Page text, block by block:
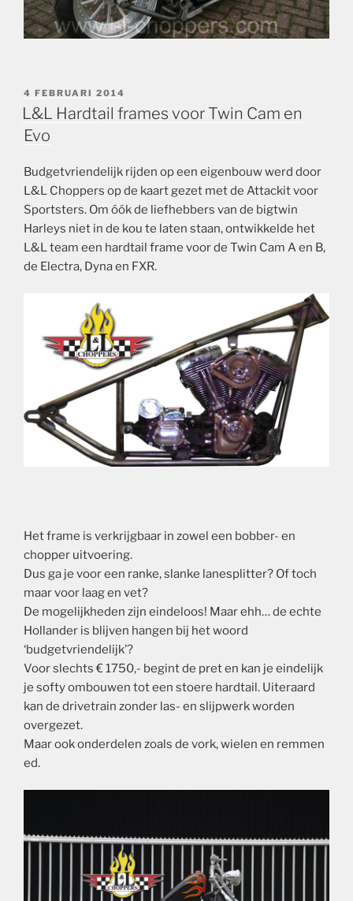
GEPLAATST
OP
4 FEBRUARI 2014
L&L Hardtail frames voor Twin Cam en
Evo
Budgetvriendelijk rijden op een eigenbouw werd door
L&L Choppers op de kaart gezet met de Attackit voor
Sportsters. Om óók de liefhebbers van de bigtwin
Harleys niet in de kou te laten staan, ontwikkelde het
L&L team een hardtail frame voor de Twin Cam A en B,
de Electra, Dyna en FXR.
Het frame is verkrijgbaar in zowel een bobber- en
chopper uitvoering.
Dus ga je voor een ranke, slanke lanesplitter? Of toch
maar voor laag en vet?
De mogelijkheden zijn eindeloos! Maar ehh… de echte
Hollander is blijven hangen bij het woord
‘budgetvriendelijk’?
Voor slechts € 1750,- begint de pret en kan je eindelijk
je softy ombouwen tot een stoere hardtail. Uiteraard
kan de drivetrain zonder las- en slijpwerk worden
overgezet.
Maar ook onderdelen zoals de vork, wielen en remmen
ed.